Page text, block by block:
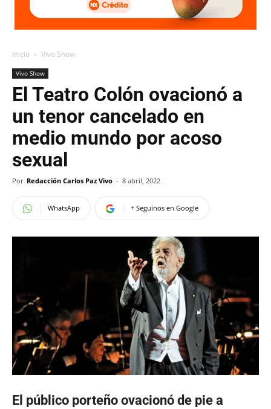
Inicio Vivo Show
Vivo Show
El Teatro Colón ovacionó a
un tenor cancelado en
medio mundo por acoso
sexual
Por Redacción Carlos Paz Vivo - 8 abril, 2022
WhatsApp + Seguinos en Google
El público porteño ovacionó de pie a